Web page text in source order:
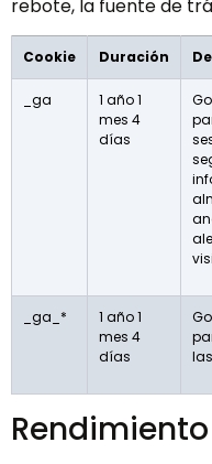
rebote, la fuente de
Cookie Duración
_ga
1 año 1
mes 4
días
_ga_*
1 año 1
mes 4
días
Rendimiento